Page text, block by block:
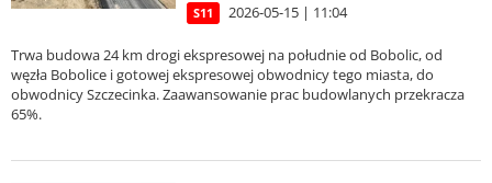
S11 2026-05-15 | 11:04
Trwa budowa 24 km drogi ekspresowej na południe od Bobolic, od
węzła Bobolice i gotowej ekspresowej obwodnicy tego miasta, do
obwodnicy Szczecinka. Zaawansowanie prac budowlanych przekracza
65%.